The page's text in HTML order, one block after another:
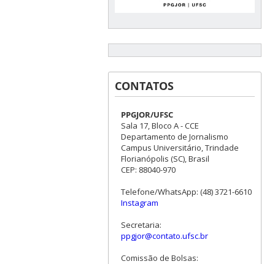
CONTATOS
PPGJOR/UFSC
Sala 17, Bloco A - CCE
Departamento de Jornalismo
Campus Universitário, Trindade
Florianópolis (SC), Brasil
CEP: 88040-970
Telefone/WhatsApp: (48) 3721-6610
Instagram
Secretaria:
ppgjor@contato.ufsc.br
Comissão de Bolsas: